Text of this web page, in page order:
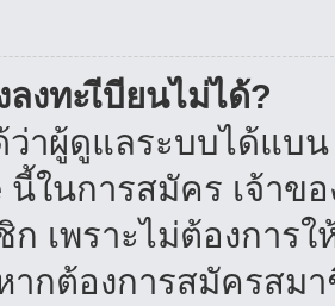
งทะเีบียนไม่ได้?
าผู้ดูแลระบบได้แบ
นี้ในการสมัคร เจ้าข
เพราะไม่ต้องการ
ากต้องการสมัครสม